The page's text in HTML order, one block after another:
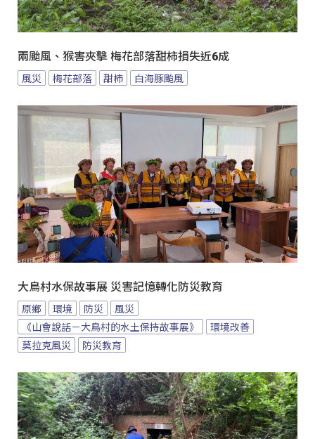
兩颱風、猴害夾擊 梅花部落甜柿損失近6成
風災 梅花部落 甜柿 白海豚颱風
大鳥村水保故事展 災害記憶轉化防災教育
原鄉 環境 防災
風災
《山會說話－大鳥村的水土保持故事展》
環境改善
莫拉克風災
防災教育